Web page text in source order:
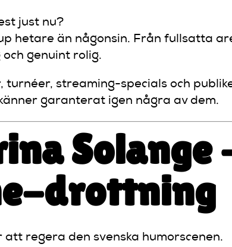
just nu?
hetare än någonsin. Från fullsatta
genuint rolig.
turnéer, streaming-specials och
garanterat igen några av dem.
Solange
drottning
regera den svenska humorscenen.